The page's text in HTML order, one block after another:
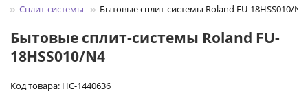
Сплит-системы Бытовые сплит-системы Roland FU-18HSS010/N4
Бытовые сплит-системы Roland FU-
18HSS010/N4
Код товара: НС-1440636